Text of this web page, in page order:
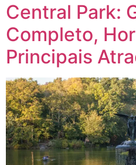
Central Park:
Completo,
Principais